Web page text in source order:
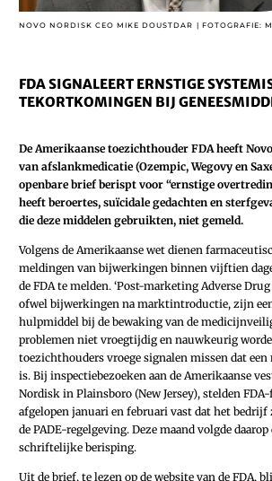
NOVO NORDISK CEO MIKE DOUSTDAR | FOTOGRAFIE:
FDA SIGNALEERT ERNSTIGE
TEKORTKOMINGEN BIJ
De Amerikaanse toezichthouder FDA heeft
van afslankmedicatie (Ozempic, Wegovy en
openbare brief berispt voor “ernstige
heeft beroertes, suïcidale gedachten en
die deze middelen gebruikten, niet gemeld.
Volgens de Amerikaanse wet dienen
meldingen van bijwerkingen binnen vijftien
de FDA te melden. ‘Post-marketing Adverse Drug
ofwel bijwerkingen na marktintroductie, zijn
hulpmiddel bij de bewaking van de
problemen niet vroegtijdig en nauwkeurig
toezichthouders vroege signalen missen dat
is. Bij inspectiebezoeken aan de Amerikaanse
Nordisk in Plainsboro (New Jersey), stelden
afgelopen januari en februari vast dat het
de PADE-regelgeving. Deze maand volgde
schriftelijke berisping.
Uit de brief, te lezen op de website van de FDA,